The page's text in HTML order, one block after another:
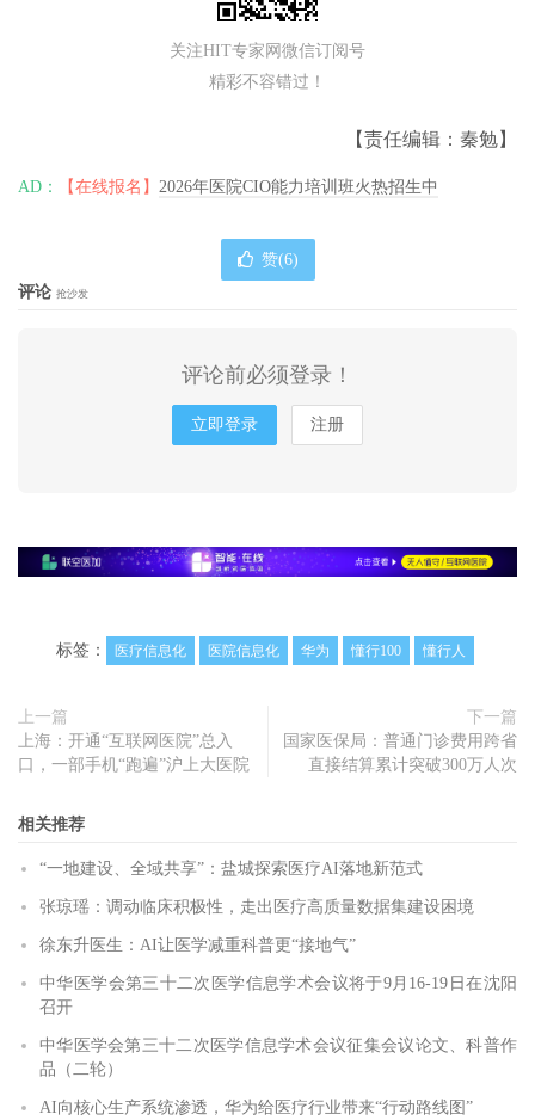
关注HIT专家网微信订阅号
精彩不容错过！
【责任编辑：秦勉】
AD： 【在线报名】 2026年医院CIO能力培训班火热招生中
赞(6)
评论 抢沙发
评论前必须登录！
立即登录 注册
标签： 医疗信息化 医院信息化 华为 懂行100 懂行人
上一篇
上海：开通“互联网医院”总入
口，一部手机“跑遍”沪上大医院
下一篇
国家医保局：普通门诊费用跨省
直接结算累计突破300万人次
相关推荐
“一地建设、全域共享”：盐城探索医疗AI落地新范式
张琼瑶：调动临床积极性，走出医疗高质量数据集建设困境
徐东升医生：AI让医学减重科普更“接地气”
中华医学会第三十二次医学信息学术会议将于9月16-19日在沈阳
召开
中华医学会第三十二次医学信息学术会议征集会议论文、科普作
品（二轮）
AI向核心生产系统渗透，华为给医疗行业带来“行动路线图”